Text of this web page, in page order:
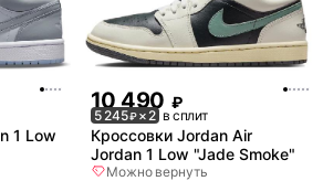
1 Low
10 490 ₽
5 245₽× 2 в сплит
Кроссовки Jordan Air
Jordan 1 Low "Jade Smoke"
Можно вернуть